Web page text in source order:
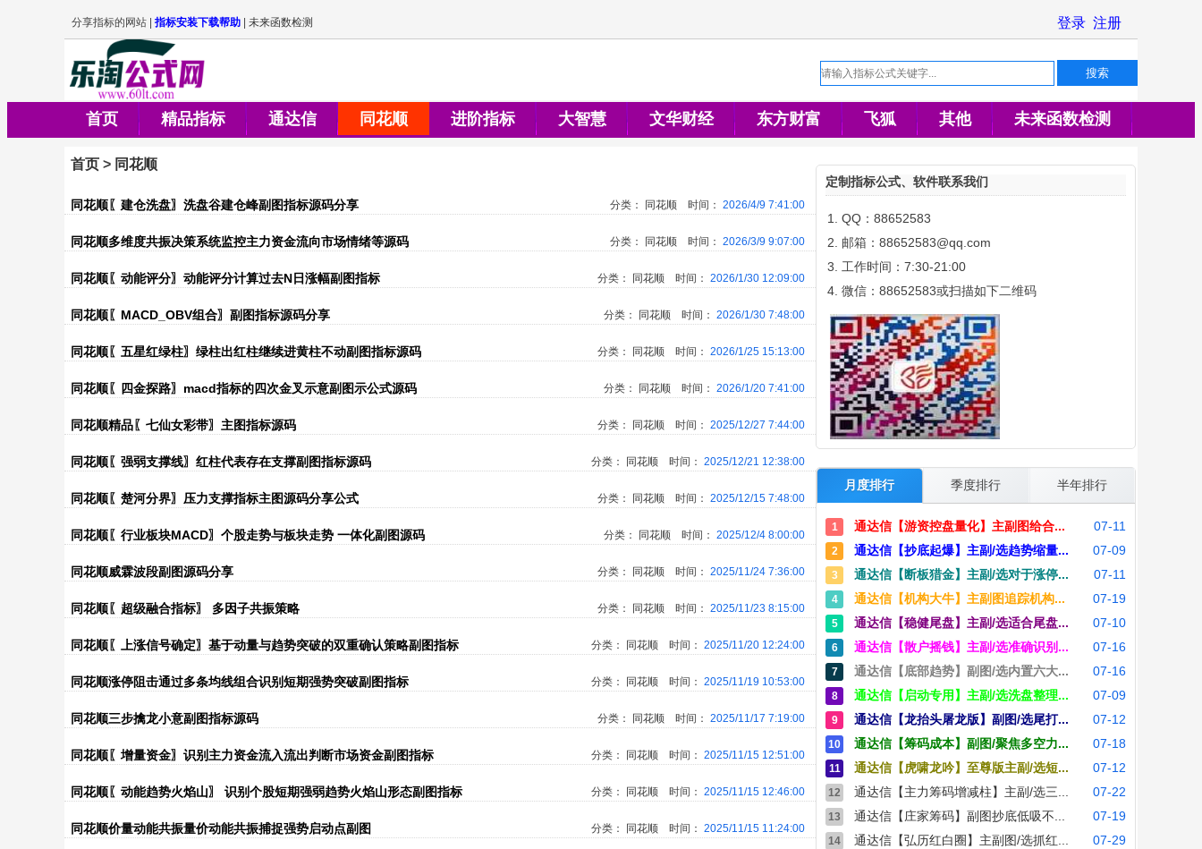
首页 精品指标 通达信 同花顺 进阶指标 大智慧 文华财经 东方财富 飞狐 其他 未来函数检测
首页 > 同花顺
同花顺〖建仓洗盘〗洗盘谷建仓峰副图指标源码分享 分类： 同花顺 时间： 2026/4/9 7:41:00
同花顺多维度共振决策系统监控主力资金流向市场情绪等源码 分类： 同花顺 时间： 2026/3/9 9:07:00
同花顺〖动能评分〗动能评分计算过去N日涨幅副图指标 分类： 同花顺 时间： 2026/1/30 12:09:00
同花顺〖MACD_OBV组合〗副图指标源码分享 分类： 同花顺 时间： 2026/1/30 7:48:00
同花顺〖五星红绿柱〗绿柱出红柱继续进黄柱不动副图指标源码 分类： 同花顺 时间： 2026/1/25 15:13:00
同花顺〖四金探路〗macd指标的四次金叉示意副图示公式源码 分类： 同花顺 时间： 2026/1/20 7:41:00
同花顺精品〖七仙女彩带〗主图指标源码 分类： 同花顺 时间： 2025/12/27 7:44:00
同花顺〖强弱支撑线〗红柱代表存在支撑副图指标源码 分类： 同花顺 时间： 2025/12/21 12:38:00
同花顺〖楚河分界〗压力支撑指标主图源码分享公式 分类： 同花顺 时间： 2025/12/15 7:48:00
同花顺〖行业板块MACD〗个股走势与板块走势 一体化副图源码 分类： 同花顺 时间： 2025/12/4 8:00:00
同花顺威霖波段副图源码分享 分类： 同花顺 时间： 2025/11/24 7:36:00
同花顺〖超级融合指标〗 多因子共振策略 分类： 同花顺 时间： 2025/11/23 8:15:00
同花顺〖上涨信号确定〗基于动量与趋势突破的双重确认策略副图指标 分类： 同花顺 时间： 2025/11/20 12:24:00
同花顺涨停阻击通过多条均线组合识别短期强势突破副图指标 分类： 同花顺 时间： 2025/11/19 10:53:00
同花顺三步擒龙小意副图指标源码 分类： 同花顺 时间： 2025/11/17 7:19:00
同花顺〖增量资金〗识别主力资金流入流出判断市场资金副图指标 分类： 同花顺 时间： 2025/11/15 12:51:00
同花顺〖动能趋势火焰山〗 识别个股短期强弱趋势火焰山形态副图指标 分类： 同花顺 时间： 2025/11/15 12:46:00
同花顺价量动能共振量价动能共振捕捉强势启动点副图 分类： 同花顺 时间： 2025/11/15 11:24:00
定制指标公式、软件联系我们
QQ：88652583
邮箱：88652583@qq.com
工作时间：7:30-21:00
微信：88652583或扫描如下二维码
月度排行 季度排行 半年排行
1 通达信【游资控盘量化】主副图给合... 07-11
2 通达信【抄底起爆】主副/选趋势缩量... 07-09
3 通达信【断板猎金】主副/选对于涨停... 07-11
4 通达信【机构大牛】主副图追踪机构... 07-19
5 通达信【稳健尾盘】主副/选适合尾盘... 07-10
6 通达信【散户摇钱】主副/选准确识别... 07-16
7 通达信【底部趋势】副图/选内置六大... 07-16
8 通达信【启动专用】主副/选洗盘整理... 07-09
9 通达信【龙抬头屠龙版】副图/选尾打... 07-12
10 通达信【筹码成本】副图/聚焦多空力... 07-18
11 通达信【虎啸龙吟】至尊版主副/选短... 07-12
12 通达信【主力筹码增减柱】主副/选三... 07-22
13 通达信【庄家筹码】副图抄底低吸不... 07-19
14 通达信【弘历红白圈】主副图/选抓红... 07-29